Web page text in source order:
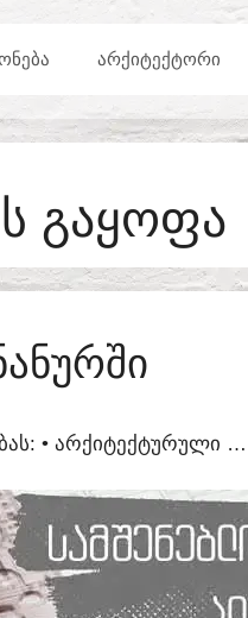
ᲐᲠᲥᲘᲢᲔᲥᲢᲝᲠᲘ
ᲒᲐᲧᲝᲤᲐ
• ᲐᲠᲥᲘᲢᲔᲥᲢᲣᲠᲣᲚᲘ …